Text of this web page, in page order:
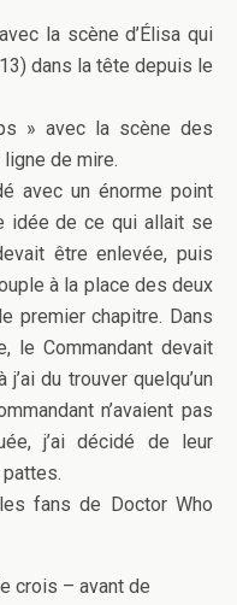
la scène d’Élisa qui
dans la tête depuis le
» avec la scène des
de mire.
avec un énorme point
idée de ce qui allait se
être enlevée, puis
à la place des deux
premier chapitre. Dans
le Commandant devait
du trouver quelqu’un
n’avaient pas
j’ai décidé de leur
fans de Doctor Who
crois – avant de